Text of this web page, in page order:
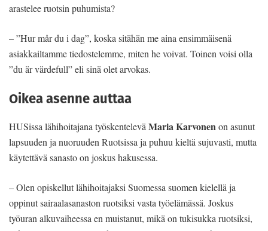
arastelee ruotsin puhumista?
– ”Hur mår du i dag”, koska sitähän me aina ensimmäisenä
asiakkailtamme tiedostelemme, miten he voivat. Toinen voisi olla
”du är värdefull” eli sinä olet arvokas.
Oikea asenne auttaa
HUSissa lähihoitajana työskentelevä Maria Karvonenon asunut
lapsuuden ja nuoruuden Ruotsissa ja puhuu kieltä sujuvasti, mutta
käytettävä sanasto on joskus hakusessa.
– Olen opiskellut lähihoitajaksi Suomessa suomen kielellä ja
oppinut sairaalasanaston ruotsiksi vasta työelämässä. Joskus
työuran alkuvaiheessa en muistanut, mikä on tukisukka ruotsiksi,